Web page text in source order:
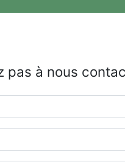
pas à nous